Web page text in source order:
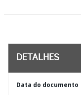
DETALHES
Data do documento